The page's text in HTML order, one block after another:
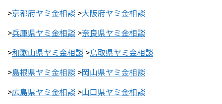
>京都府ヤミ金相談 >大阪府ヤミ金相談
>兵庫県ヤミ金相談 >奈良県ヤミ金相談
>和歌山県ヤミ金相談 >鳥取県ヤミ金相談
>島根県ヤミ金相談 >岡山県ヤミ金相談
>広島県ヤミ金相談 >山口県ヤミ金相談